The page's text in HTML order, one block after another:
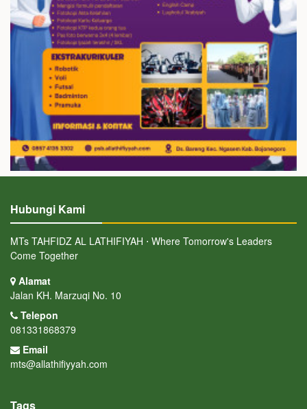
Hubungi Kami
MTs TAHFIDZ AL LATHIFIYAH ⋅ Where Tomorrow's Leaders
Come Together
Alamat
Jalan KH. Marzuqi No. 10
Telepon
081331868379
Email
mts@allathifiyyah.com
Tags